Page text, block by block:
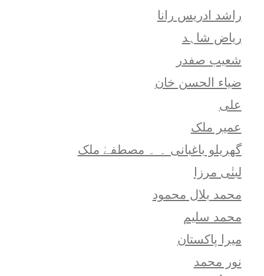
راشد ادریس رانا
ریاض شاہد
شعيب صفدر
ضیاء الحسن خان
علی
عمیر ملک
گھریلو باغبانی ۔ ۔ مصطفےٰ ملک
لبنٰی مرزا
محمد بلال محمود
محمد سلیم
میرا پاکستان
نور محمد